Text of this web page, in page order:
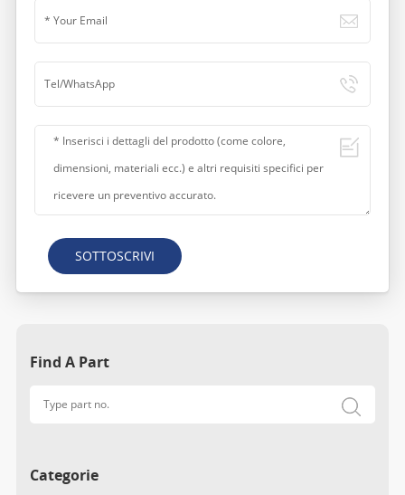
SOTTOSCRIVI
Find A Part
Categorie